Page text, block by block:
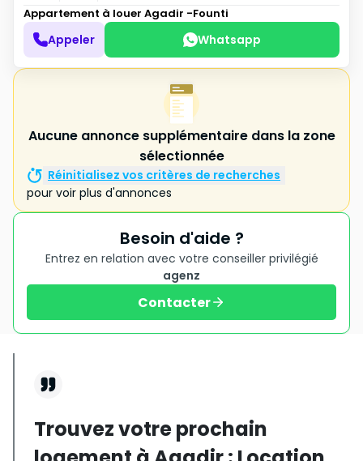
Appartement à louer Agadir -Founti
Appeler Whatsapp
Aucune annonce supplémentaire dans la zone
sélectionnée
Réinitialisez vos critères de recherches
pour voir plus d'annonces
Besoin d'aide ?
Entrez en relation avec votre conseiller privilégié
agenz
Contacter
Trouvez votre prochain